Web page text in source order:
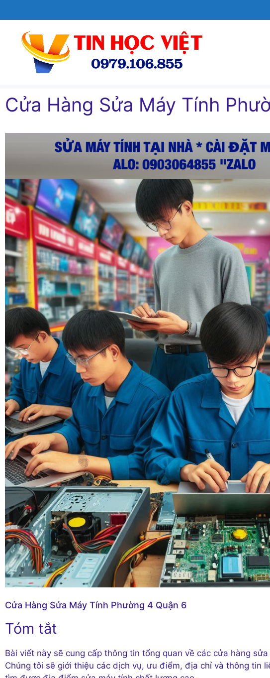
đến
Cửa Hàng Sửa Máy Tính
Cửa Hàng Sửa Máy Tính Phường 4 Quận 6
Tóm tắt
Bài viết này sẽ cung cấp thông tin tổng quan về các cửa hàng
Chúng tôi sẽ giới thiệu các dịch vụ, ưu điểm, địa chỉ và thông tin